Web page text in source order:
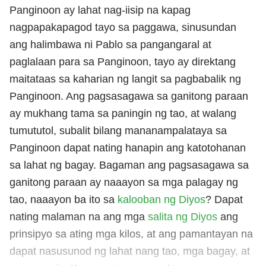
Panginoon ay lahat nag-iisip na kapag
nagpapakapagod tayo sa paggawa, sinusundan
ang halimbawa ni Pablo sa pangangaral at
paglalaan para sa Panginoon, tayo ay direktang
maitataas sa kaharian ng langit sa pagbabalik ng
Panginoon. Ang pagsasagawa sa ganitong paraan
ay mukhang tama sa paningin ng tao, at walang
tumututol, subalit bilang mananampalataya sa
Panginoon dapat nating hanapin ang katotohanan
sa lahat ng bagay. Bagaman ang pagsasagawa sa
ganitong paraan ay naaayon sa mga palagay ng
tao, naaayon ba ito sa kalooban ng Diyos? Dapat
nating malaman na ang mga salita ng Diyos ang
prinsipyo sa ating mga kilos, at ang pamantayan na
dapat nasusunod ng lahat nang tao, mga bagay, at